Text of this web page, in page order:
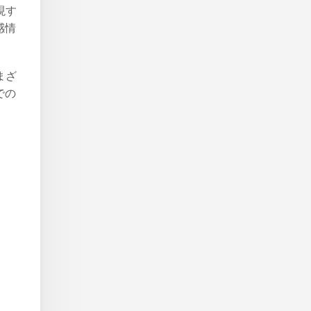
す
情
ざ
の